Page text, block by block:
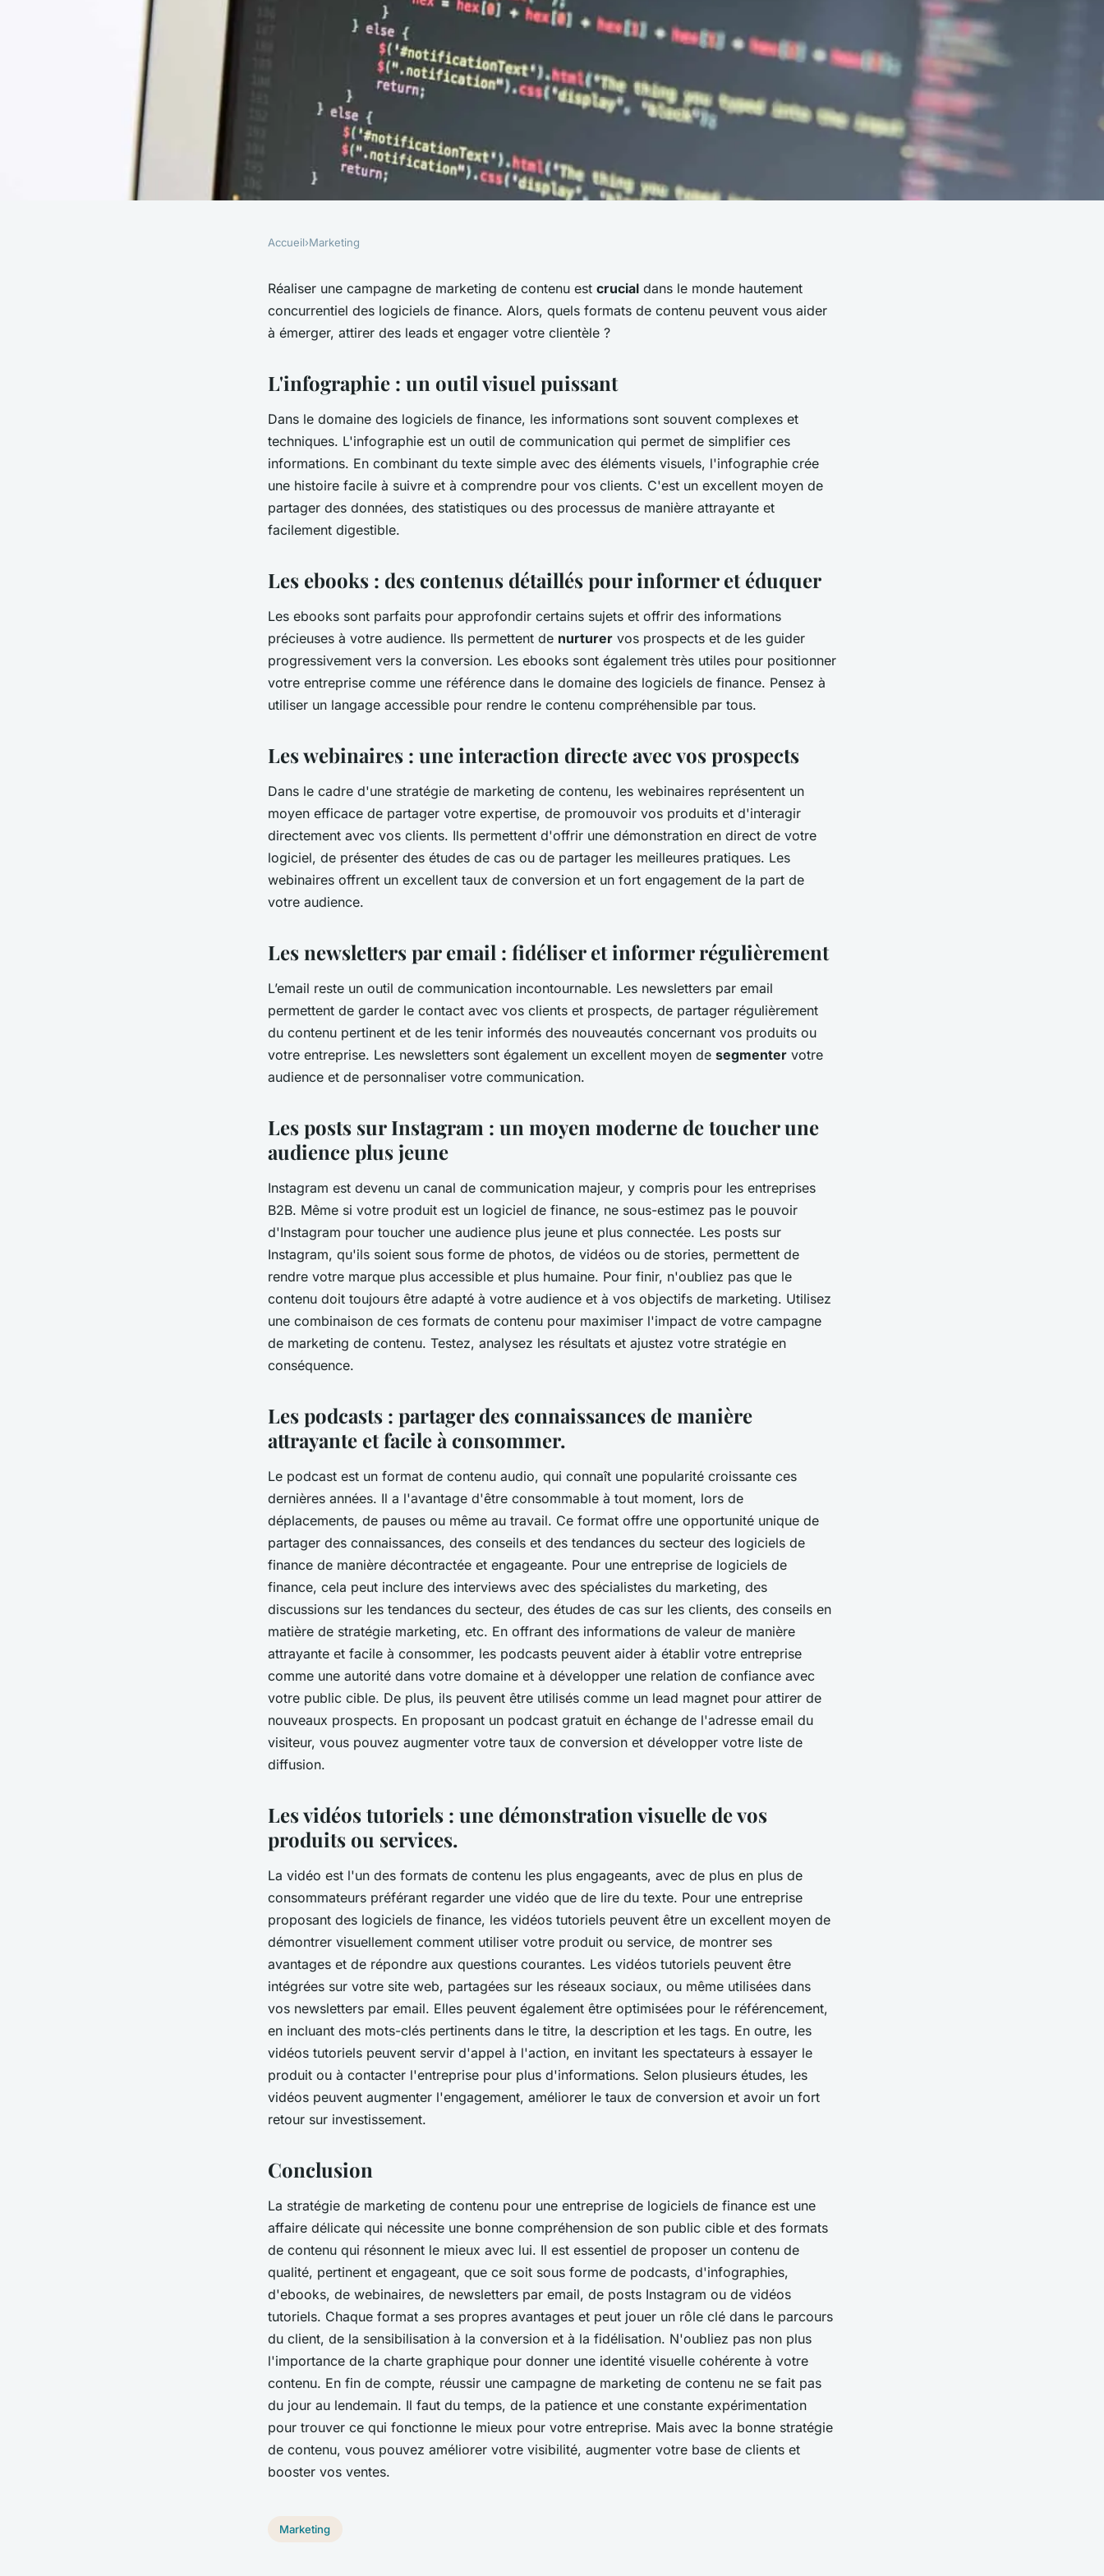
Quels formats de contenu sont les plus
impactants pour une campagne de
marketing de contenu pour une
entreprise de logiciels de finance ?
Accueil›Marketing
Réaliser une campagne de marketing de contenu est crucial dans le monde hautement
concurrentiel des logiciels de finance. Alors, quels formats de contenu peuvent vous aider
à émerger, attirer des leads et engager votre clientèle ?
L'infographie : un outil visuel puissant
Dans le domaine des logiciels de finance, les informations sont souvent complexes et
techniques. L'infographie est un outil de communication qui permet de simplifier ces
informations. En combinant du texte simple avec des éléments visuels, l'infographie crée
une histoire facile à suivre et à comprendre pour vos clients. C'est un excellent moyen de
partager des données, des statistiques ou des processus de manière attrayante et
facilement digestible.
Les ebooks : des contenus détaillés pour informer et éduquer
Les ebooks sont parfaits pour approfondir certains sujets et offrir des informations
précieuses à votre audience. Ils permettent de nurturer vos prospects et de les guider
progressivement vers la conversion. Les ebooks sont également très utiles pour positionner
votre entreprise comme une référence dans le domaine des logiciels de finance. Pensez à
utiliser un langage accessible pour rendre le contenu compréhensible par tous.
Les webinaires : une interaction directe avec vos prospects
Dans le cadre d'une stratégie de marketing de contenu, les webinaires représentent un
moyen efficace de partager votre expertise, de promouvoir vos produits et d'interagir
directement avec vos clients. Ils permettent d'offrir une démonstration en direct de votre
logiciel, de présenter des études de cas ou de partager les meilleures pratiques. Les
webinaires offrent un excellent taux de conversion et un fort engagement de la part de
votre audience.
Les newsletters par email : fidéliser et informer régulièrement
L’email reste un outil de communication incontournable. Les newsletters par email
permettent de garder le contact avec vos clients et prospects, de partager régulièrement
du contenu pertinent et de les tenir informés des nouveautés concernant vos produits ou
votre entreprise. Les newsletters sont également un excellent moyen de segmenter votre
audience et de personnaliser votre communication.
Les posts sur Instagram : un moyen moderne de toucher une
audience plus jeune
Instagram est devenu un canal de communication majeur, y compris pour les entreprises
B2B. Même si votre produit est un logiciel de finance, ne sous-estimez pas le pouvoir
d'Instagram pour toucher une audience plus jeune et plus connectée. Les posts sur
Instagram, qu'ils soient sous forme de photos, de vidéos ou de stories, permettent de
rendre votre marque plus accessible et plus humaine. Pour finir, n'oubliez pas que le
contenu doit toujours être adapté à votre audience et à vos objectifs de marketing. Utilisez
une combinaison de ces formats de contenu pour maximiser l'impact de votre campagne
de marketing de contenu. Testez, analysez les résultats et ajustez votre stratégie en
conséquence.
Les podcasts : partager des connaissances de manière
attrayante et facile à consommer.
Le podcast est un format de contenu audio, qui connaît une popularité croissante ces
dernières années. Il a l'avantage d'être consommable à tout moment, lors de
déplacements, de pauses ou même au travail. Ce format offre une opportunité unique de
partager des connaissances, des conseils et des tendances du secteur des logiciels de
finance de manière décontractée et engageante. Pour une entreprise de logiciels de
finance, cela peut inclure des interviews avec des spécialistes du marketing, des
discussions sur les tendances du secteur, des études de cas sur les clients, des conseils en
matière de stratégie marketing, etc. En offrant des informations de valeur de manière
attrayante et facile à consommer, les podcasts peuvent aider à établir votre entreprise
comme une autorité dans votre domaine et à développer une relation de confiance avec
votre public cible. De plus, ils peuvent être utilisés comme un lead magnet pour attirer de
nouveaux prospects. En proposant un podcast gratuit en échange de l'adresse email du
visiteur, vous pouvez augmenter votre taux de conversion et développer votre liste de
diffusion.
Les vidéos tutoriels : une démonstration visuelle de vos
produits ou services.
La vidéo est l'un des formats de contenu les plus engageants, avec de plus en plus de
consommateurs préférant regarder une vidéo que de lire du texte. Pour une entreprise
proposant des logiciels de finance, les vidéos tutoriels peuvent être un excellent moyen de
démontrer visuellement comment utiliser votre produit ou service, de montrer ses
avantages et de répondre aux questions courantes. Les vidéos tutoriels peuvent être
intégrées sur votre site web, partagées sur les réseaux sociaux, ou même utilisées dans
vos newsletters par email. Elles peuvent également être optimisées pour le référencement,
en incluant des mots-clés pertinents dans le titre, la description et les tags. En outre, les
vidéos tutoriels peuvent servir d'appel à l'action, en invitant les spectateurs à essayer le
produit ou à contacter l'entreprise pour plus d'informations. Selon plusieurs études, les
vidéos peuvent augmenter l'engagement, améliorer le taux de conversion et avoir un fort
retour sur investissement.
Conclusion
La stratégie de marketing de contenu pour une entreprise de logiciels de finance est une
affaire délicate qui nécessite une bonne compréhension de son public cible et des formats
de contenu qui résonnent le mieux avec lui. Il est essentiel de proposer un contenu de
qualité, pertinent et engageant, que ce soit sous forme de podcasts, d'infographies,
d'ebooks, de webinaires, de newsletters par email, de posts Instagram ou de vidéos
tutoriels. Chaque format a ses propres avantages et peut jouer un rôle clé dans le parcours
du client, de la sensibilisation à la conversion et à la fidélisation. N'oubliez pas non plus
l'importance de la charte graphique pour donner une identité visuelle cohérente à votre
contenu. En fin de compte, réussir une campagne de marketing de contenu ne se fait pas
du jour au lendemain. Il faut du temps, de la patience et une constante expérimentation
pour trouver ce qui fonctionne le mieux pour votre entreprise. Mais avec la bonne stratégie
de contenu, vous pouvez améliorer votre visibilité, augmenter votre base de clients et
booster vos ventes.
Marketing